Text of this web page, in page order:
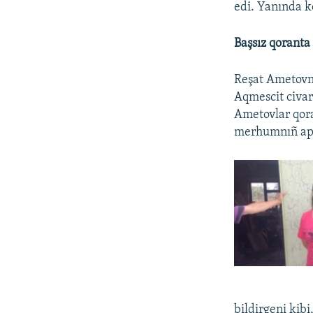
edi. Yanında
Başsız qoranta
Reşat
Aqmescit
Ametovlar
merhumnıñ
bildirgeni kibi,